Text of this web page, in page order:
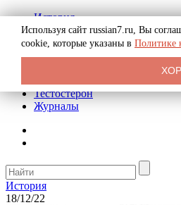
История
Биография
Криминал
Реклама на сайте
Тестостерон
Журналы
История
18/12/22
Используя сайт russian7.ru, Вы
cookie, которые указаны в Политике